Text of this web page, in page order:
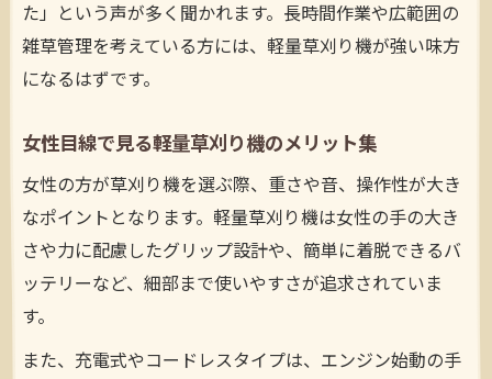
た」という声が多く聞かれます。長時間作業や広範囲の
雑草管理を考えている方には、軽量草刈り機が強い味方
になるはずです。
女性目線で見る軽量草刈り機のメリット集
女性の方が草刈り機を選ぶ際、重さや音、操作性が大き
なポイントとなります。軽量草刈り機は女性の手の大き
さや力に配慮したグリップ設計や、簡単に着脱できるバ
ッテリーなど、細部まで使いやすさが追求されていま
す。
また、充電式やコードレスタイプは、エンジン始動の手